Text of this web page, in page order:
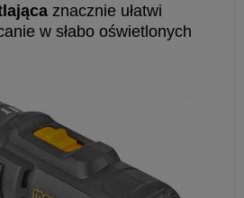
znacznie ułatwi
w słabo oświetlonych